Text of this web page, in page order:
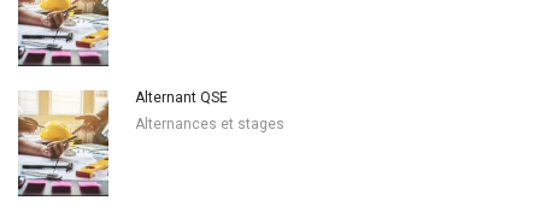
Alternant QSE
Alternances et stages